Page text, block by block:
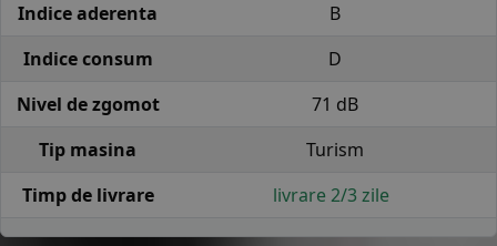
Indice aderenta
B
Indice consum
D
Nivel de zgomot
71 dB
Tip masina
Turism
Timp de livrare
livrare 2/3 zile